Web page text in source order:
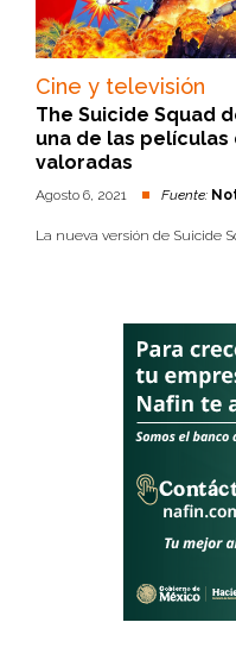
Cine y televisión
The Suicide Squad
una de las
valoradas
Agosto 6, 2021 Fuente:
La nueva versión de Suicide